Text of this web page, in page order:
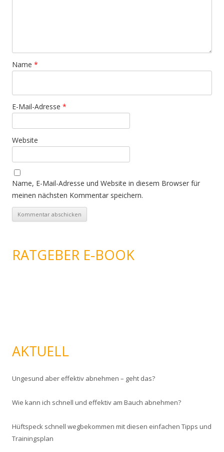
Name *
E-Mail-Adresse *
Website
Name, E-Mail-Adresse und Website in diesem Browser für
meinen nächsten Kommentar speichern.
RATGEBER E-BOOK
AKTUELL
Ungesund aber effektiv abnehmen – geht das?
Wie kann ich schnell und effektiv am Bauch abnehmen?
Hüftspeck schnell wegbekommen mit diesen einfachen Tipps und
Trainingsplan